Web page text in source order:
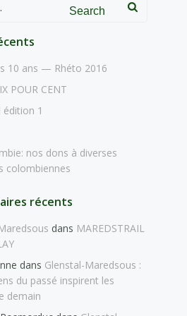
10 ans — Rhéto 2016
POUR CENT
édition 1
nos dons à diverses
colombiennes
récents
dans MAREDSTRAIL
dans Glenstal-Maredsous :
du passé inspirent les
demain